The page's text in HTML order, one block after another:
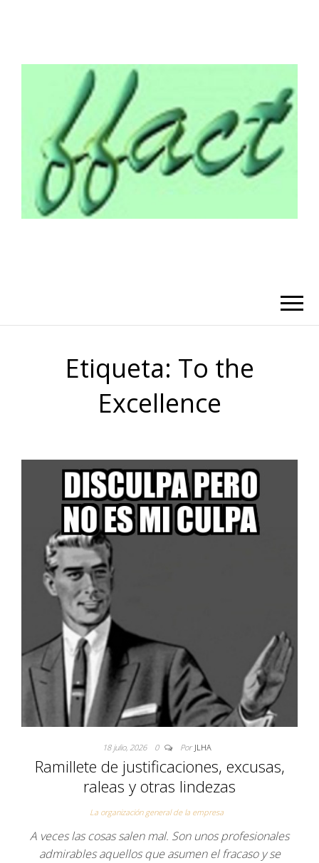
Etiqueta: To the
Excellence
18 julio, 2026 0 Por JLHA
Ramillete de justificaciones, excusas,
raleas y otras lindezas
La organización general de la empresa
A veces las cosas salen mal. Son unos profesionales
admirables aquellos que asumen el fracaso y se